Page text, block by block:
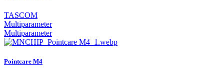
TASCOM
Multiparameter
Multiparameter
Pointcare M4